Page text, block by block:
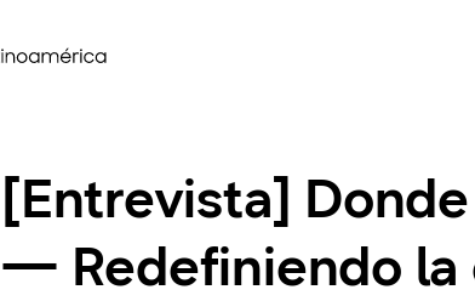
[Entrevista]
— Redefiniendo la